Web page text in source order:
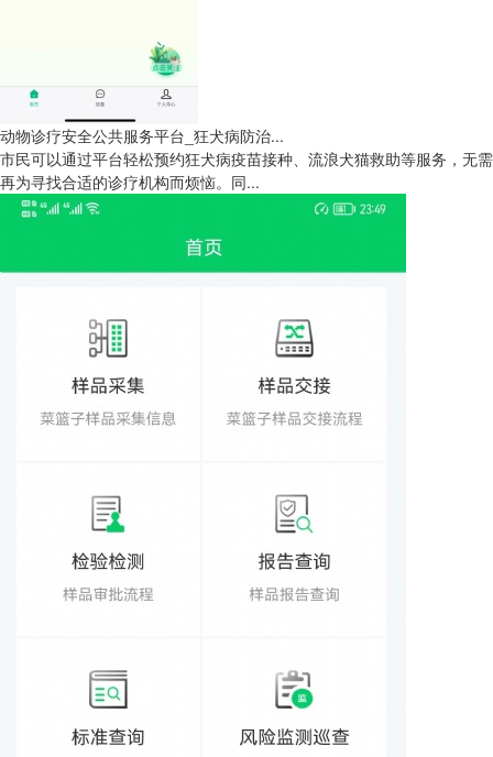
动物诊疗安全公共服务平台_狂犬病防治...
市民可以通过平台轻松预约狂犬病疫苗接种、流浪犬猫救助等服务，无需
再为寻找合适的诊疗机构而烦恼。同...